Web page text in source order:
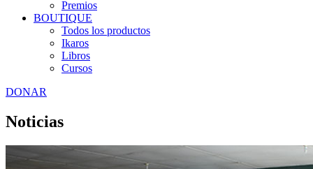
Premios
BOUTIQUE
Todos los productos
Ikaros
Libros
Cursos
DONAR
Noticias